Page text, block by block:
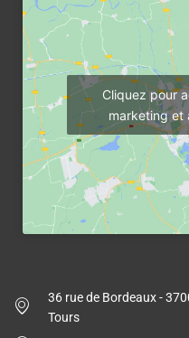
Cliquez pour
marketing et
36 rue de Bordeaux -
Tours